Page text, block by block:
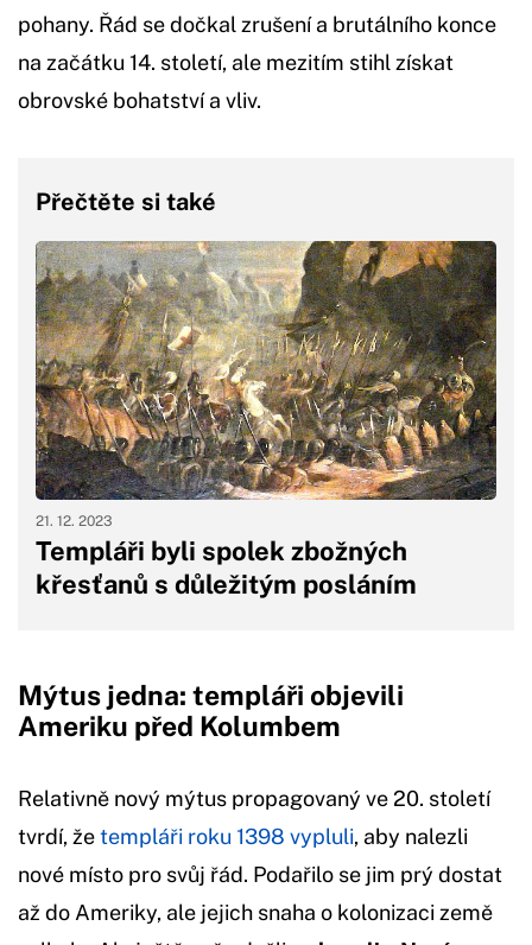
pohany. Řád se dočkal zrušení a brutálního konce
na začátku 14. století, ale mezitím stihl získat
obrovské bohatství a vliv.
Přečtěte si také
Templáři byli spolek zbožných
křesťanů s důležitým posláním
21. 12. 2023
Mýtus jedna: templáři objevili
Ameriku před Kolumbem
Relativně nový mýtus propagovaný ve 20. století
tvrdí, žetempláři roku 1398 vypluli, aby nalezli
nové místo pro svůj řád. Podařilo se jim prý dostat
až do Ameriky, ale jejich snaha o kolonizaci země